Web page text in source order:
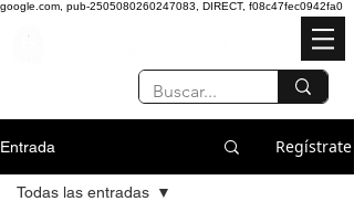
google.com, pub-2505080260247083, DIRECT, f08c47fec0942fa0
Entrada Regístrate
Todas las entradas